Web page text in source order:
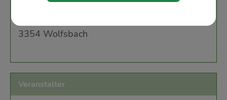
3354 Wolfsbach
Veranstalter